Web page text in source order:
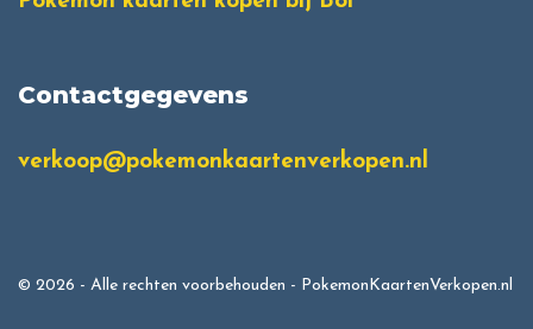
Contactgegevens
verkoop@pokemonkaartenverkopen.nl
© 2026 - Alle rechten voorbehouden - PokemonKaartenVerkopen.nl